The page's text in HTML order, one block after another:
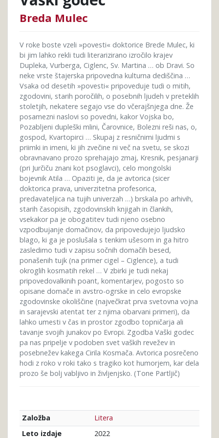
Breda Mulec
V roke boste vzeli »povesti« doktorice Brede Mulec, ki
bi jim lahko rekli tudi literarizirano izročilo krajev
Dupleka, Vurberga, Ciglenc, Sv. Martina … ob Dravi. So
neke vrste štajerska pripovedna kulturna dediščina …
Vsaka od desetih »povesti« pripoveduje tudi o mitih,
zgodovini, starih poročilih, o posebnih ljudeh v preteklih
stoletjih, nekatere segajo vse do včerajšnjega dne. Že
posamezni naslovi so povedni, kakor Vojska bo,
Pozabljeni dupleški mlini, Čarovnice, Bolezni reši nas, o,
gospod, Kvartopirci … Skupaj z resničnimi ljudmi s
priimki in imeni, ki jih zvečine ni več na svetu, se skozi
obravnavano prozo sprehajajo zmaj, Kresnik, pesjanarji
(pri Jurčiču znani kot psoglavci), celo mongolski
bojevnik Atila … Opaziti je, da je avtorica (sicer
doktorica prava, univerzitetna profesorica,
predavateljica na tujih univerzah …) brskala po arhivih,
starih časopisih, zgodovinskih knjigah in člankih,
vsekakor pa je obogatitev tudi njeno osebno
vzpodbujanje domačinov, da pripovedujejo ljudsko
blago, ki ga je poslušala s tenkim ušesom in ga hitro
zasledimo tudi v zapisu sočnih domačih besed,
ponašenih tujk (na primer cigel – Ciglence), a tudi
okroglih kosmatih rekel … V zbirki je tudi nekaj
pripovedovalkinih poant, komentarjev, pogosto so
opisane domače in avstro-ogrske in celo evropske
zgodovinske okoliščine (največkrat prva svetovna vojna
in sarajevski atentat ter z njima obarvani primeri), da
lahko umesti v čas in prostor zgodbo topničarja ali
tavanje svojih junakov po Evropi. Zgodba Vaški godec
pa nas pripelje v podoben svet vaških revežev in
posebnežev kakega Cirila Kosmača. Avtorica posrečeno
hodi z roko v roki tako s tragiko kot humorjem, kar dela
prozo še bolj vabljivo in življenjsko. (Tone Partljič)
Založba
Litera
Leto izdaje
2022